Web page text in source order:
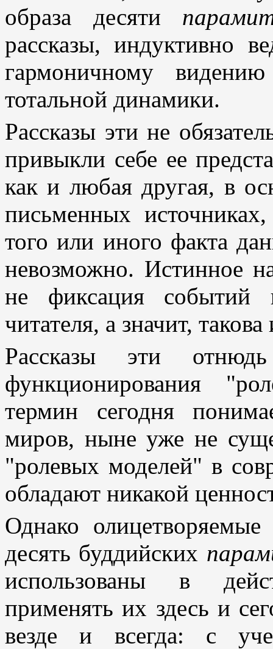
образа десяти
рассказы, индуктивно
гармоничному
тотальной динамики.
Рассказы эти не
привыкли себе ее
как и любая другая, в
письменных
того или иного факта
невозможно. Истинное
не фиксация событий
читателя, а значит,
Рассказы эти
функционирования
термин сегодня
миров, ныне уже не
"ролевых моделей" в
обладают никакой
Однако
десять буддийских
использованы в
применять их здесь и
везде и всегда: с